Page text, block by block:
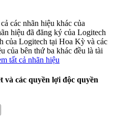
các nhãn hiệu khác của
hiệu đã đăng ký của Logitech
của Logitech tại Hoa Kỳ và các
của bên thứ ba khác đều là tài
tất cả nhãn hiệu
các quyền lợi độc quyền